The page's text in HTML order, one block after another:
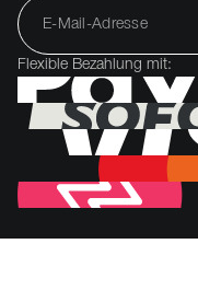
Flexible Bezahlung mit: